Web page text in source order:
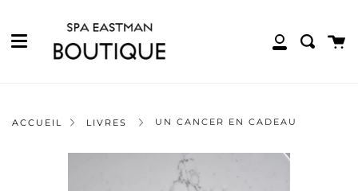
contenu
de
Mon
ACCUEIL LIVRES UN CANCER EN CADEAU